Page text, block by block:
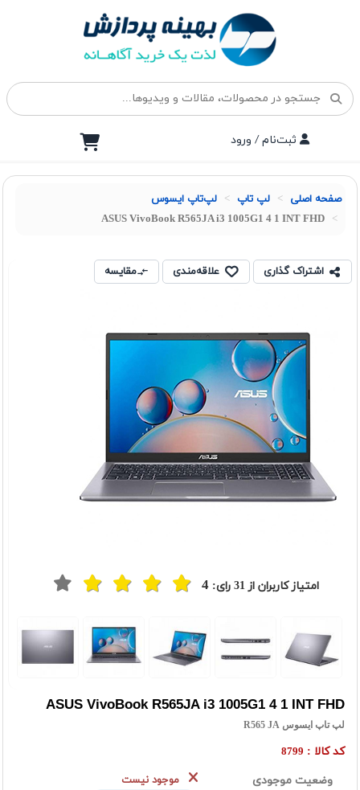
ثبت‌نام / ورود
صفحه اصلی لپ تاپ لپ‌تاپ ایسوس
ASUS VivoBook R565JA i3 1005G1 4 1 INT FHD
اشتراک گذاری علاقه‌مندی مقایسه
امتیاز کاربران از31 رای: 4
ASUS VivoBook R565JA i3 1005G1 4 1 INT FHD
لپ تاپ ایسوس R565 JA
کد کالا : 8799
وضعیت موجودی
موجود نیست